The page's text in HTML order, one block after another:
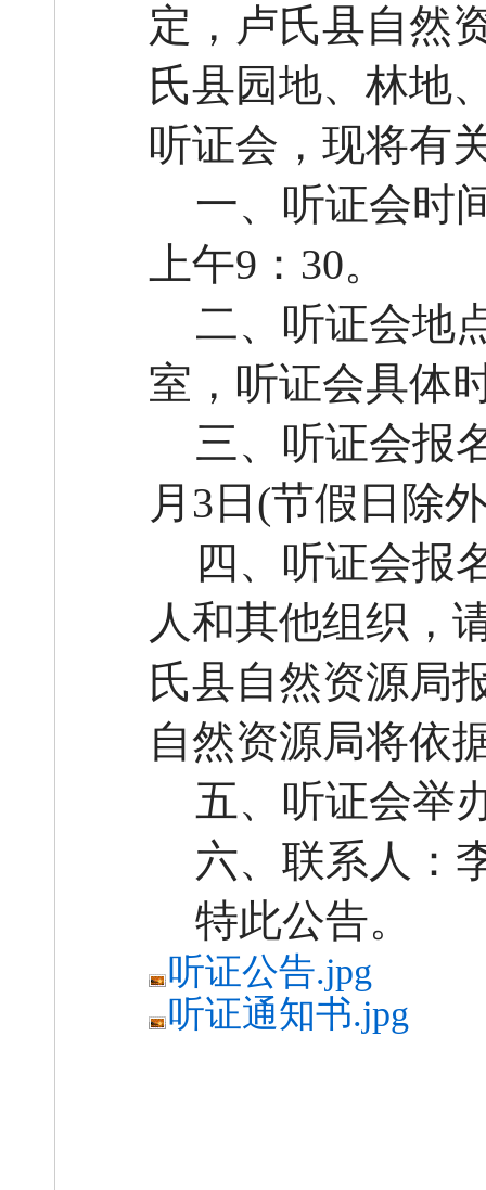
定， 卢氏县自然
氏县园地、林地
听证会，现将有
一、听证会时
上午9：30。
二、听证会地
室 ， 听证会具体
三、听证会报
月 3 日 (节假日除
四、听证会报
人和其他组织，
氏县自然资源局
自然资源局将依
五、听证会举
六、联系人：
特此公告。
听证公告.jpg
听证通知书.jpg